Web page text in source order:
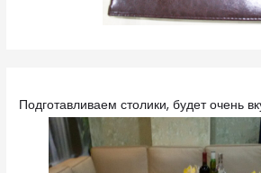
Подготавливаем столики, будет очень